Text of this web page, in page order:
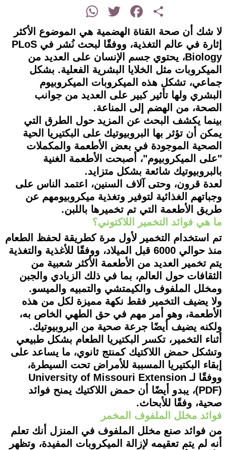
Share
Facebook
Twitter
WhatsApp
لا شك أن صحة القناة الهضمية هي الموضوع الأكثر
إثارة في عالم التغذية، ووفقًا لبحث نُشر في PLoS
Biology، يحتوي جسم الإنسان على العديد من
الميكروبات مثل الخلايا البشرية الفعلية. بشكل
جماعي، تشكل هذه الميكروبات الميكروبيوم
البشري ولها تأثير كبير على العديد من جوانب
الصحة، من الهضم إلى المناعة.
بينما يكشف البحث عن المزيد حول الطرق التي
يمكن أن تؤثر بها البروبيوتيك على البكتيريا الحية
الصحية الموجودة في بعض الأطعمة والمكملات
"على الميكروبيوم"، أصبحت الأطعمة الغنية
بالبروبيوتيك شائعة بشكل متزايد.
لعدة قرون، وحتى آلاف السنين، اعتمد الناس على
وجباتهم الغذائية لتوفير وتغذية ميكروبيومهم عن
طريق الأطعمة التي تم تخميرها باللبن.
ما هي فوائد التخمير اللاكتوني؟
تم استخدام التخمير لأول مرة كطريقة لحفظ الطعام
منذ حوالي 6000 قبل الميلاد، ووفقًا للأغذية والتغذية
يتم تخمير العديد من الأطعمة الأكثر شعبية من
الثقافات حول العالم، بما في ذلك الزبادي والجبن
ومخلل الملفوف والكيمتشي والتمبيه والميسو.
ولا يضيف التخمير فقط نكهة مميزة لكل من هذه
الأطعمة، وهو أمر مهم في حق الطهي الخاص به،
ولكنه يضيف أيضًا جرعة صحية من البروبيوتيك.
أثناء التخمير، تكسر البكتيريا الطعام بشكل طبيعي
وتشكل حمض اللاكتيك كمنتج ثانوي، ما يساعد على
إبقاء البكتيريا المسببة للأمراض تحت السيطرة،
ووفقًا لـ University of Missouri Extension
(PDF)، يبدو أيضًا أن حمض اللاكتيك يمنح فوائد
صحية، وفقًا للأبحاث.
فوائد مخلل الملفوف المخمر
من فوائد صنع مخلل الملفوف في المنزل أنك تعلم
أنه لم يتم تعقيمه لإزالة الميكروبات المفيدة، وتظهر